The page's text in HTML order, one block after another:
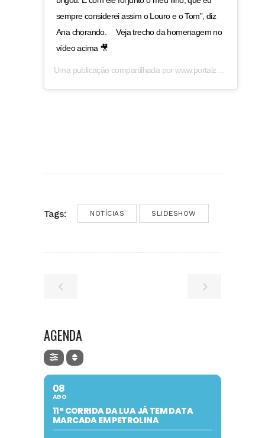
sempre considerei assim o Louro e o Tom”, diz
Ana chorando. ⠀ Veja trecho da homenagem no
vídeo acima 🎥
Uma publicação compartilhada porwww.portalzap.com
Tags: NOTÍCIAS SLIDESHOW
AGENDA
08
AGO
11ª CORRIDA DA LUA JÁ TEM DATA
MARCADA EM PETROLINA